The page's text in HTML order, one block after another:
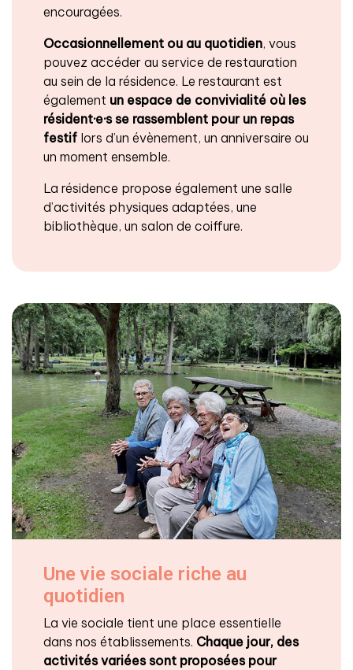
encouragées.
Occasionnellement ou au quotidien, vous
pouvez accéder au service de restauration
au sein de la résidence. Le restaurant est
également un espace de convivialité où les
résident·e·s se rassemblent pour un repas
festif lors d’un évènement, un anniversaire ou
un moment ensemble.
La résidence propose également une salle
d’activités physiques adaptées, une
bibliothèque, un salon de coiffure.
Une vie sociale riche au
quotidien
La vie sociale tient une place essentielle
dans nos établissements. Chaque jour, des
activités variées sont proposées pour